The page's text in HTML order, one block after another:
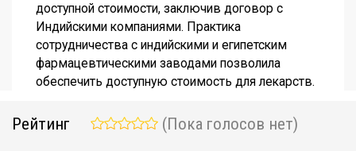
доступной стоимости, заключив договор с
Индийскими компаниями. Практика
сотрудничества с индийскими и египетским
фармацевтическими заводами позволила
обеспечить доступную стоимость для лекарств.
Рейтинг (Пока голосов нет)